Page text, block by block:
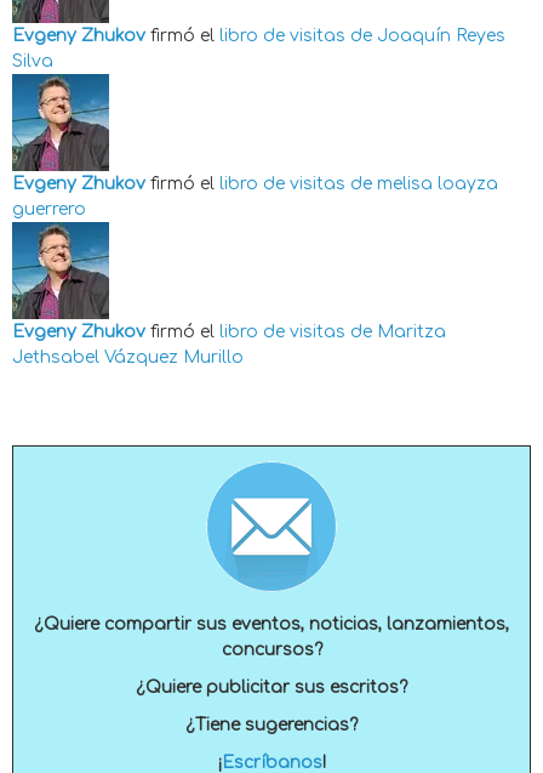
Evgeny Zhukov firmó el libro de visitas de Joaquín Reyes
Silva
Evgeny Zhukov firmó el libro de visitas de melisa loayza
guerrero
Evgeny Zhukov firmó el libro de visitas de Maritza
Jethsabel Vázquez Murillo
¿Quiere compartir sus eventos, noticias, lanzamientos,
concursos?
¿Quiere publicitar sus escritos?
¿Tiene sugerencias?
¡ Escríbanos!